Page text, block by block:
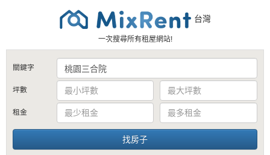
台灣
一次搜尋所有租屋網站!
關鍵字
坪數
租金